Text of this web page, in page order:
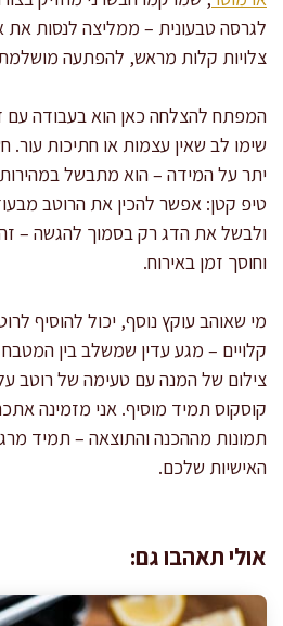
לגרסה טבעונית – ממליצה לנסות את
צלויות קלות מראש, להפתעה מושלמת
המפתח להצלחה כאן הוא בעבודה עם
שימו לב שאין עצמות או חתיכות
יתר על המידה – הוא מתבשל
טיפ קטן: אפשר להכין את הרוטב
ולבשל את הדג רק בסמוך להגשה –
וחוסך זמן באירוח.
מי שאוהב עוקץ נוסף, יכול להוסיף
קלויים – מגע עדין שמשלב בין המטבח
צילום של המנה עם טעימה של רוטב
קוסקוס תמיד מוסיף. אני מזמינה
תמונות מההכנה והתוצאה – תמיד
האישיות שלכם.
אולי תאהבו גם: